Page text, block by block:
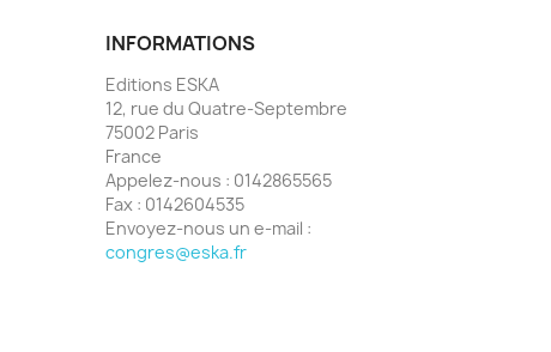
INFORMATIONS
Editions ESKA
12, rue du Quatre-Septembre
75002 Paris
France
Appelez-nous : 0142865565
Fax : 0142604535
Envoyez-nous un e-mail :
congres@eska.fr